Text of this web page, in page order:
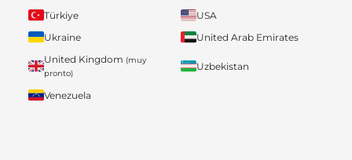
Türkiye
USA
Ukraine
United Arab Emirates
United Kingdom (muy
pronto)
Uzbekistan
Venezuela